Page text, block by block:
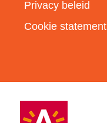
Privacy beleid
Cookie statement